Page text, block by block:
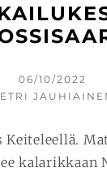
KIRJOITETTU
06/10/2022
kalarikkaan